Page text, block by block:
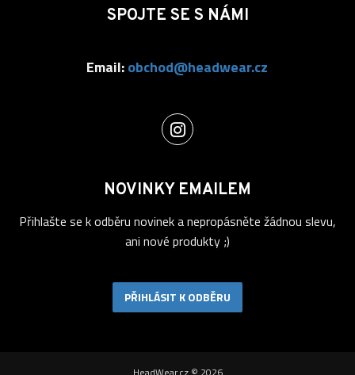
SPOJTE SE S NÁMI
Email:obchod@headwear.cz
NOVINKY EMAILEM
Přihlašte se k odběru novinek a nepropásněte žádnou slevu,
ani nové produkty ;)
PŘIHLÁSIT K ODBĚRU